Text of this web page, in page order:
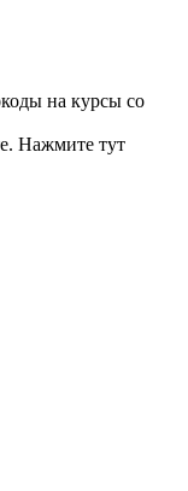
на курсы со
Нажмите тут